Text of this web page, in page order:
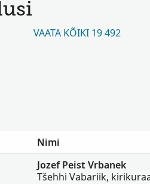
VAATA KÕIKI 19 492
Nimi
Jozef Peist Vrbanek
Tšehhi Vabariik,